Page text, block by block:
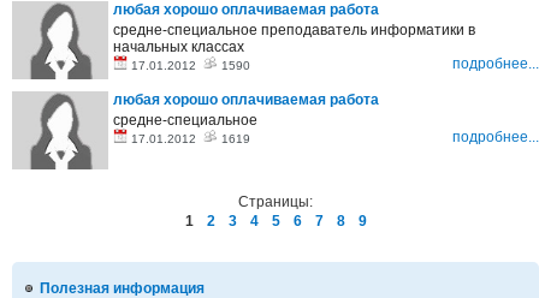
Полезная информация
любая хорошо оплачиваемая работа
средне-специальное преподаватель информатики в
начальных классах
17.01.2012 1590 подробнее...
любая хорошо оплачиваемая работа
средне-специальное
17.01.2012 1619 подробнее...
Страницы:
1
2 3 4 5 6 7 8 9